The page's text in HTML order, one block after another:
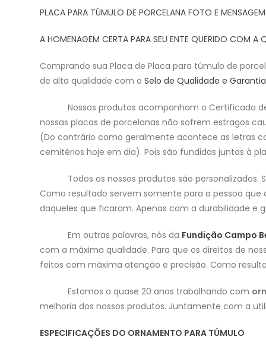
PLACA PARA TÚMULO DE PORCELANA FOTO E
A HOMENAGEM CERTA PARA SEU ENTE QUERIDO COM A
Comprando sua Placa de Placa para túmulo de
de alta qualidade com oSelo de Qualidade e Garantia
Nossos produtos acompanham o Certificado
nossas placas de porcelanas não sofrem estragos
(Do contrário como geralmente acontece as letras
cemitérios hoje em dia). Pois são fundidas juntas à
Todos os nossos produtos são
Como resultado servem somente para a pessoa
daqueles que ficaram. Apenas com a durabilidade e
Em outras palavras, nós da Fundição Campo
com a máxima qualidade. Para que os direitos de
feitos com máxima atenção e precisão. Como
Estamos a quase 20 anos trabalhando com
melhoria dos nossos produtos. Juntamente com a
ESPECIFICAÇÕES DO ORNAMENTO PARA TÚMULO